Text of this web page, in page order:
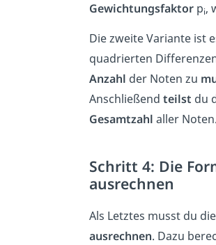
Gewichtungsfaktorpi,
Die zweite Variante ist
quadrierten
Anzahl der Noten zu
Anschließend teilst du
Gesamtzahl aller Noten.
Schritt 4: Die
ausrechnen
Als Letztes musst du die
ausrechnen. Dazu